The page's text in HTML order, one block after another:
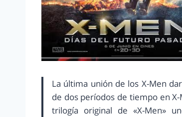
La última unión de los X-Men
de dos períodos de tiempo en X-
trilogía original de «X-Men»